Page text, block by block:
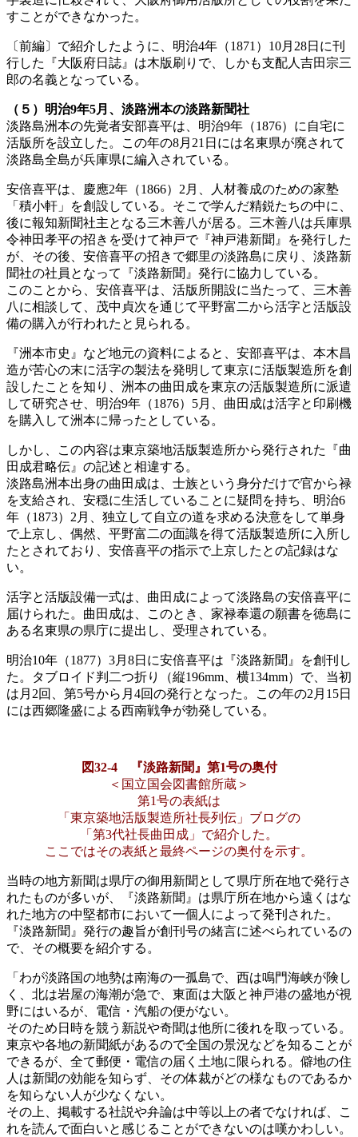
すことができなかった。
〔前編〕で紹介したように、明治4年（1871）10月28日に刊
行した『大阪府日誌』は木版刷りで、しかも支配人吉田宗三
郎の名義となっている。
（５）明治9年5月、淡路洲本の淡路新聞社
淡路島洲本の先覚者安部喜平は、明治9年（1876）に自宅に
活版所を設立した。この年の8月21日には名東県が廃されて
淡路島全島が兵庫県に編入されている。
安倍喜平は、慶應2年（1866）2月、人材養成のための家塾
「積小軒」を創設している。そこで学んだ精鋭たちの中に、
後に報知新聞社主となる三木善八が居る。三木善八は兵庫県
令神田孝平の招きを受けて神戸で『神戸港新聞』を発行した
が、その後、安倍喜平の招きで郷里の淡路島に戻り、淡路新
聞社の社員となって『淡路新聞』発行に協力している。
このことから、安倍喜平は、活版所開設に当たって、三木善
八に相談して、茂中貞次を通じて平野富二から活字と活版設
備の購入が行われたと見られる。
『洲本市史』など地元の資料によると、安部喜平は、本木昌
造が苦心の末に活字の製法を発明して東京に活版製造所を創
設したことを知り、洲本の曲田成を東京の活版製造所に派遣
して研究させ、明治9年（1876）5月、曲田成は活字と印刷機
を購入して洲本に帰ったとしている。
しかし、この内容は東京築地活版製造所から発行された『曲
田成君略伝』の記述と相違する。
淡路島洲本出身の曲田成は、士族という身分だけで官から禄
を支給され、安穏に生活していることに疑問を持ち、明治6
年（1873）2月、独立して自立の道を求める決意をして単身
で上京し、偶然、平野富二の面識を得て活版製造所に入所し
たとされており、安倍喜平の指示で上京したとの記録はな
い。
活字と活版設備一式は、曲田成によって淡路島の安倍喜平に
届けられた。曲田成は、このとき、家禄奉還の願書を徳島に
ある名東県の県庁に提出し、受理されている。
明治10年（1877）3月8日に安倍喜平は『淡路新聞』を創刊し
た。タブロイド判二つ折り（縦196mm、横134mm）で、当初
は月2回、第5号から月4回の発行となった。この年の2月15日
には西郷隆盛による西南戦争が勃発している。
図32‐4 『淡路新聞』第1号の奥付
＜国立国会図書館所蔵＞
第1号の表紙は
「東京築地活版製造所社長列伝」ブログの
「第3代社長曲田成」で紹介した。
ここではその表紙と最終ページの奥付を示す。
当時の地方新聞は県庁の御用新聞として県庁所在地で発行さ
れたものが多いが、『淡路新聞』は県庁所在地から遠くはな
れた地方の中堅都市において一個人によって発刊された。
『淡路新聞』発行の趣旨が創刊号の緒言に述べられているの
で、その概要を紹介する。
「わが淡路国の地勢は南海の一孤島で、西は鳴門海峡が険し
く、北は岩屋の海潮が急で、東面は大阪と神戸港の盛地が視
野にはいるが、電信・汽船の便がない。
そのため日時を競う新説や奇聞は他所に後れを取っている。
東京や各地の新聞紙があるので全国の景況などを知ることが
できるが、全て郵便・電信の届く土地に限られる。僻地の住
人は新聞の効能を知らず、その体裁がどの様なものであるか
を知らない人が少なくない。
その上、掲載する社説や弁論は中等以上の者でなければ、こ
れを読んで面白いと感じることができないのは嘆かわしい。